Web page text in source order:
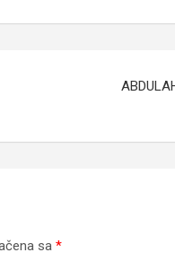
sa *